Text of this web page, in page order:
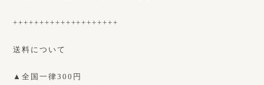
++++++++++++++++++++
送料について
▲全国一律300円